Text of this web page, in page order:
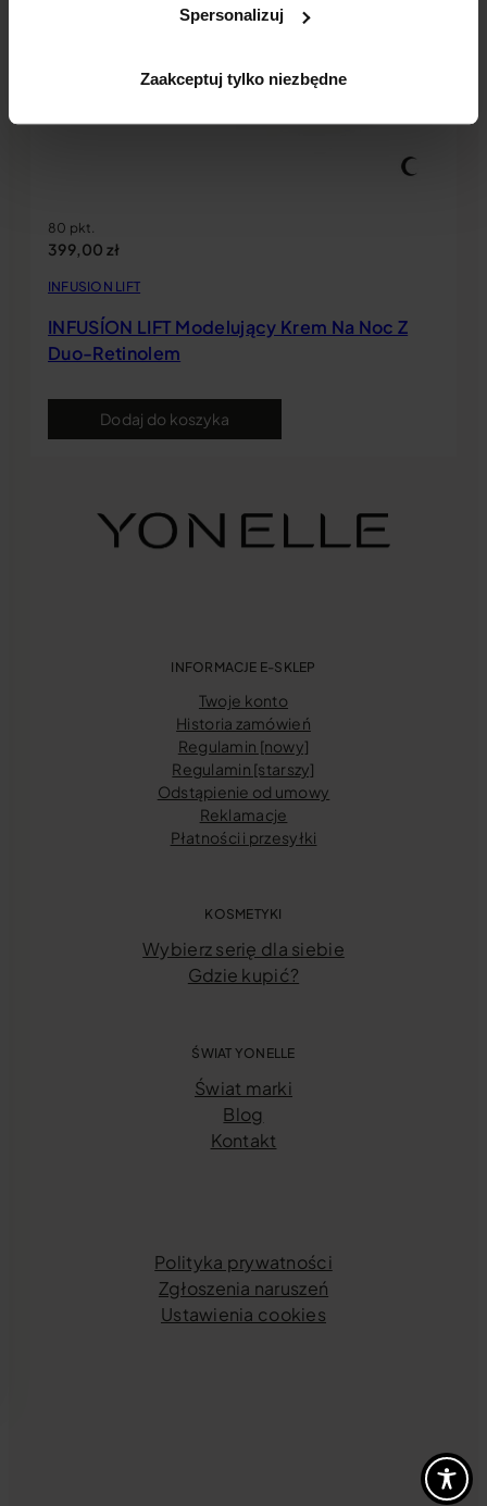
Spersonalizuj
Zaakceptuj tylko niezbędne
80 pkt.
399,00 zł
INFUSION LIFT
INFUSÍON LIFT Modelujący Krem Na Noc Z
Duo-Retinolem
Dodaj do koszyka
INFORMACJE E-SKLEP
Twoje konto
Historia zamówień
Regulamin [nowy]
Regulamin [starszy]
Odstąpienie od umowy
Reklamacje
Płatności i przesyłki
KOSMETYKI
Wybierz serię dla siebie
Gdzie kupić?
ŚWIAT YONELLE
Świat marki
Blog
Kontakt
Polityka prywatności
Zgłoszenia naruszeń
Ustawienia cookies